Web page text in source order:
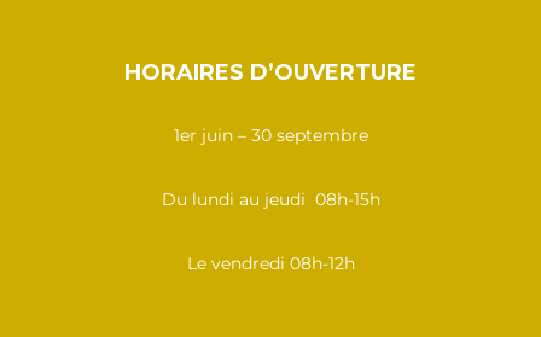
HORAIRES D’OUVERTURE
1er juin – 30 septembre
Du lundi au jeudi 08h-15h
Le vendredi 08h-12h